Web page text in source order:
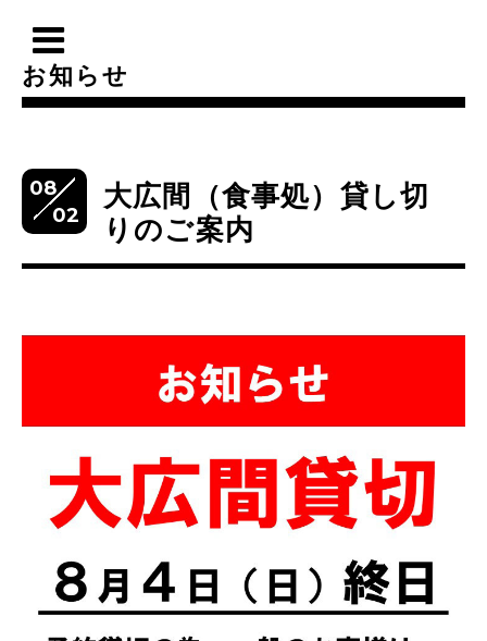
お知らせ
08
02
大広間（食事処）貸し切
りのご案内